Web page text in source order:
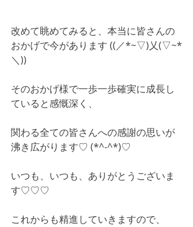
改めて眺めてみると、本当に皆さんの
おかげで今があります ((／*~▽)乂(▽~*
＼))
そのおかげ様で一歩一歩確実に成長し
ていると感慨深く、
関わる全ての皆さんへの感謝の思いが
沸き広がります♡ (*^-^*)♡
いつも、いつも、ありがとうございま
す♡♡♡
これからも精進していきますので、